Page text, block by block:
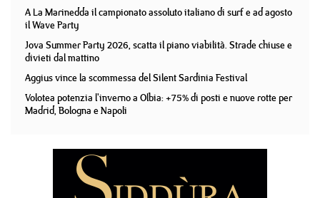
A La Marinedda il campionato assoluto italiano di surf e ad agosto
il Wave Party
Jova Summer Party 2026, scatta il piano viabilità. Strade chiuse e
divieti dal mattino
Aggius vince la scommessa del Silent Sardinia Festival
Volotea potenzia l'inverno a Olbia: +75% di posti e nuove rotte per
Madrid, Bologna e Napoli